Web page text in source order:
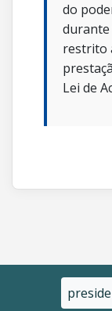
do
restrito
Lei de